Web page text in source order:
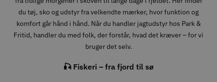
du tøj, sko og udstyr fra velkendte mærker, hvor funktion og
komfort går hånd i hånd. Når du handler jagtudstyr hos Park &
Fritid, handler du med folk, der forstår, hvad det kræver – for vi
bruger det selv.
🎣 Fiskeri – fra fjord til sø